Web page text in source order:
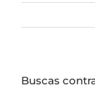
Buscas